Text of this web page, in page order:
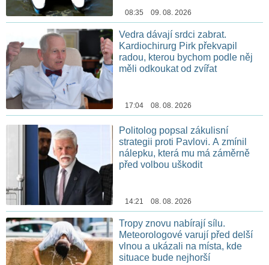
08:35 09. 08. 2026
Vedra dávají srdci zabrat.
Kardiochirurg Pirk překvapil
radou, kterou bychom podle něj
měli odkoukat od zvířat
17:04 08. 08. 2026
Politolog popsal zákulisní
strategii proti Pavlovi. A zmínil
nálepku, která mu má záměrně
před volbou uškodit
14:21 08. 08. 2026
Tropy znovu nabírají sílu.
Meteorologové varují před delší
vlnou a ukázali na místa, kde
situace bude nejhorší